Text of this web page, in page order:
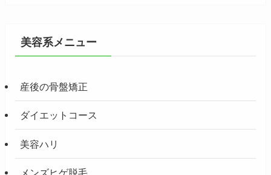
美容系メニュー
産後の骨盤矯正
ダイエットコース
美容ハリ
メンズヒゲ脱毛